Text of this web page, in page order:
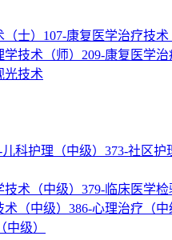
士） 107-康复医学治疗技术
学技术（师） 209-康复医学治
光技术
儿科护理（中级） 373-社区护
术（中级） 379-临床医学检
（中级） 386-心理治疗（中
中级）